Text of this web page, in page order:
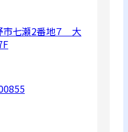
市七瀬2番地７ 大